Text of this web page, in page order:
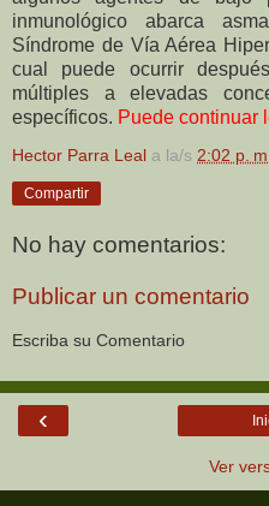
inmunológico abarca
Síndrome de Vía Aérea
cual puede ocurrir
múltiples a elevadas
específicos. Puede continuar
Hector Parra Leal a la/s 2:02 p. m.
Compartir
No hay comentarios:
Publicar un comentario
Escriba su Comentario
‹
Ver